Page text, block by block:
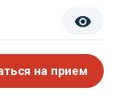
на прием